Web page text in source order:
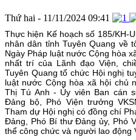
Thứ hai - 11/11/2024 09:41
Thực hiện Kế hoạch số 185/KH-
nhân dân tỉnh Tuyên Quang về
Ngày Pháp luật nước Cộng hòa
nhất trí của Lãnh đạo Viện,
Tuyên Quang tổ chức Hội nghị
luật nước Cộng hòa xã hội chủ
Thị Tú Anh - Ủy viên Ban cán
Đảng bộ, Phó Viện trưởng
Tham dự Hội nghị có đồng chí
Đảng, Phó Bí thư Đảng ủy, Phó
thể công chức và người lao động